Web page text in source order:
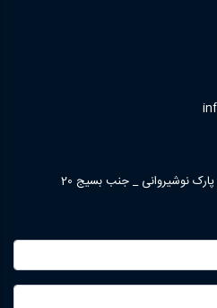
نوشیروانی _ جنب بسیج 20